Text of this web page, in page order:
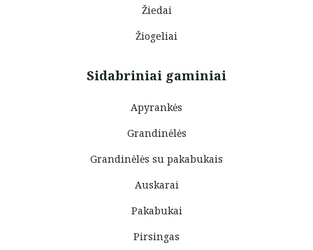
Žiedai
Žiogeliai
Sidabriniai gaminiai
Apyrankės
Grandinėlės
Grandinėlės su pakabukais
Auskarai
Pakabukai
Pirsingas